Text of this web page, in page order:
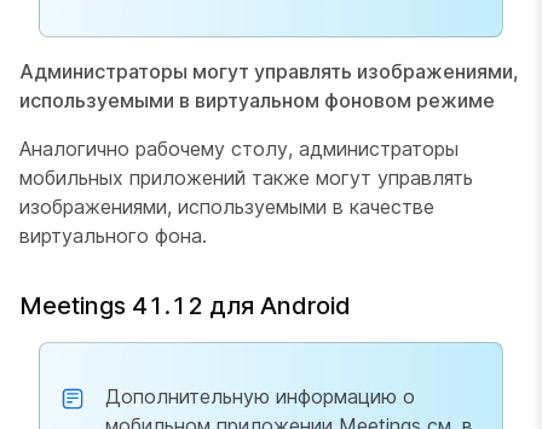
Администраторы могут управлять изображениями,
используемыми в виртуальном фоновом режиме
Аналогично рабочему столу, администраторы
мобильных приложений также могут управлять
изображениями, используемыми в качестве
виртуального фона.
Meetings 41.12 для Android
Дополнительную информацию о